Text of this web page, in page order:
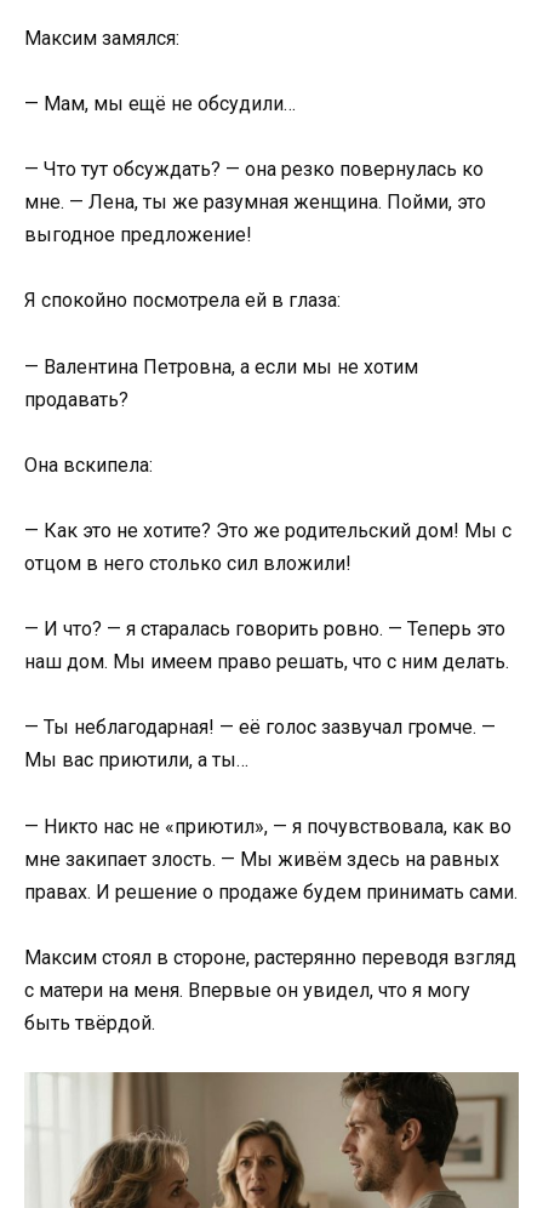
Максим замялся:
— Мам, мы ещё не обсудили…
— Что тут обсуждать? — она резко повернулась ко
мне. — Лена, ты же разумная женщина. Пойми, это
выгодное предложение!
Я спокойно посмотрела ей в глаза:
— Валентина Петровна, а если мы не хотим
продавать?
Она вскипела:
— Как это не хотите? Это же родительский дом! Мы с
отцом в него столько сил вложили!
— И что? — я старалась говорить ровно. — Теперь это
наш дом. Мы имеем право решать, что с ним делать.
— Ты неблагодарная! — её голос зазвучал громче. —
Мы вас приютили, а ты…
— Никто нас не «приютил», — я почувствовала, как во
мне закипает злость. — Мы живём здесь на равных
правах. И решение о продаже будем принимать сами.
Максим стоял в стороне, растерянно переводя взгляд
с матери на меня. Впервые он увидел, что я могу
быть твёрдой.